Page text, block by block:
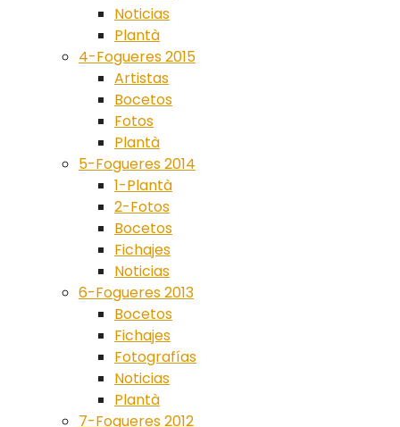
Noticias
Plantà
4-Fogueres 2015
Artistas
Bocetos
Fotos
Plantà
5-Fogueres 2014
1-Plantà
2-Fotos
Bocetos
Fichajes
Noticias
6-Fogueres 2013
Bocetos
Fichajes
Fotografías
Noticias
Plantà
7-Fogueres 2012